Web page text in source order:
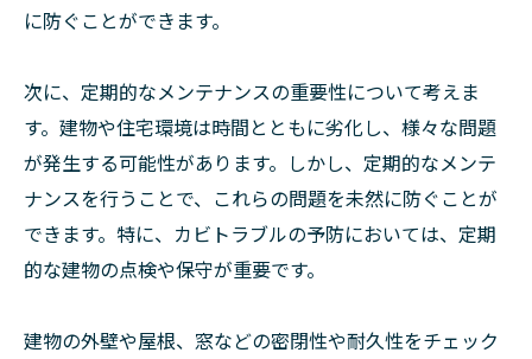
に防ぐことができます。
次に、定期的なメンテナンスの重要性について考えま
す。建物や住宅環境は時間とともに劣化し、様々な問題
が発生する可能性があります。しかし、定期的なメンテ
ナンスを行うことで、これらの問題を未然に防ぐことが
できます。特に、カビトラブルの予防においては、定期
的な建物の点検や保守が重要です。
建物の外壁や屋根、窓などの密閉性や耐久性をチェック